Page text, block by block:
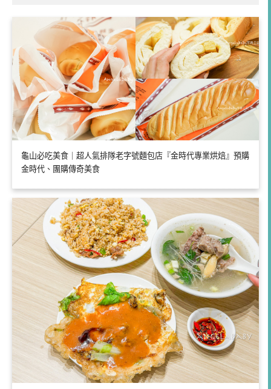
龜山必吃美食｜超人氣排隊老字號麵包店『金時代專業烘焙』預購
金時代、團購傳奇美食